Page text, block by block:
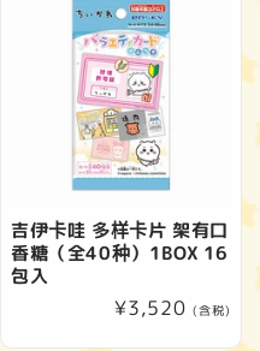
吉伊卡哇 多样卡片 架有口
香糖（全40种）1BOX 16
包入
常
¥3,520 (含税)